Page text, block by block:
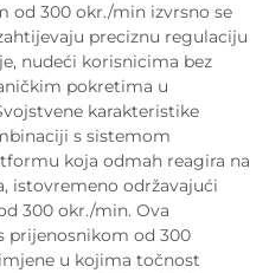
od 300 okr./min izvrsno se
preciznu regulaciju
nudeći korisnicima bez
pokretima u
karakteristike
s sistemom
koja odmah reagira na
istovremeno održavajući
300 okr./min. Ova
prijenosnikom od 300
u kojima točnost